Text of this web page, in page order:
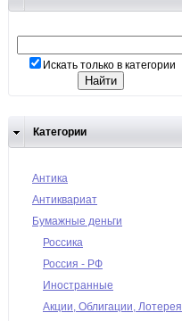
Искать только в категории
Категории
Антика
Антиквариат
Бумажные деньги
Россика
Россия - РФ
Иностранные
Акции, Облигации, Лотерея